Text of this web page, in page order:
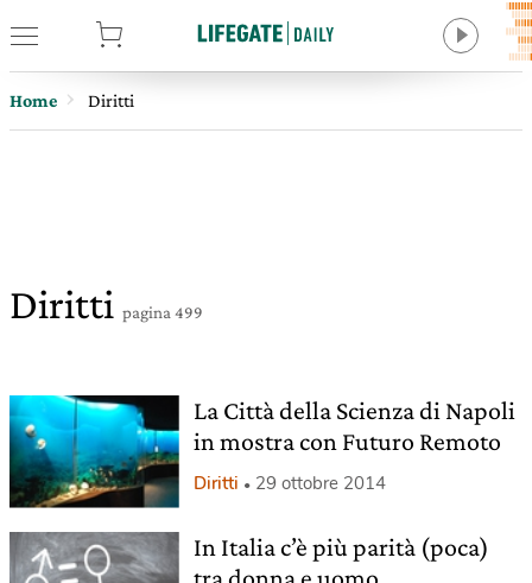
Home Diritti
Diritti pagina 499
La Città della Scienza di Napoli
in mostra con Futuro Remoto
Diritti 29 ottobre 2014
In Italia c’è più parità (poca)